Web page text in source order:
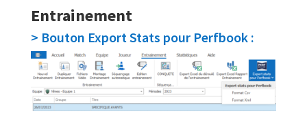
Entrainement
> Bouton Export Stats pour Perfbook :